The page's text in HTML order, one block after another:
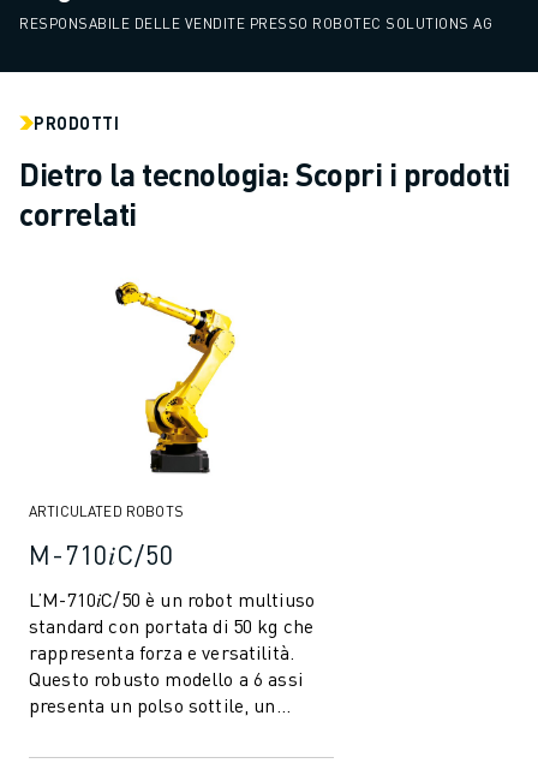
RESPONSABILE DELLE VENDITE PRESSO ROBOTEC SOLUTIONS AG
PRODOTTI
Dietro la tecnologia: Scopri i prodotti
correlati
ARTICULATED ROBOTS
M-710𝑖C/50
L’M-710𝑖C/50 è un robot multiuso
standard con portata di 50 kg che
rappresenta forza e versatilità.
Questo robusto modello a 6 assi
presenta un polso sottile, un
compatto...